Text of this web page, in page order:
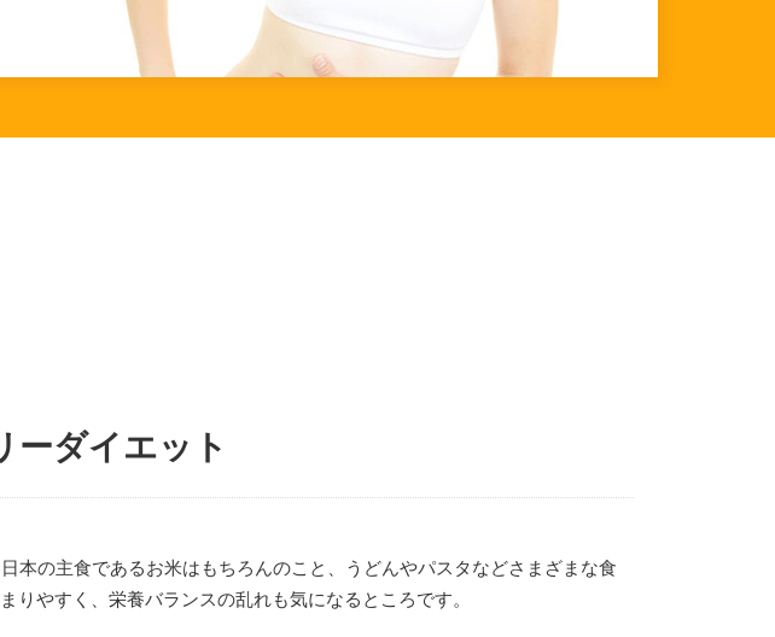
ーダイエット
本の主食であるお米はもちろんのこと、うどんやパスタなどさまざまな食
やすく、栄養バランスの乱れも気になるところです。